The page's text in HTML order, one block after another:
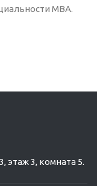
MBA.
этаж 3, комната 5.